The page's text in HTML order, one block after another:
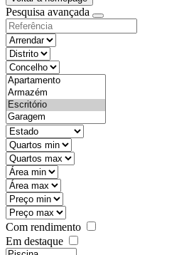
Pesquisa avançada
objective
districtId
countyId
types
state
mintypo
maxtypo
minarea
maxarea
minprice
maxprice
Com rendimento
Em destaque